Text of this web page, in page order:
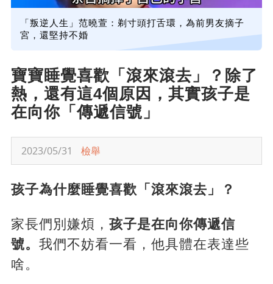
「叛逆人生」范曉萱：剃寸頭打舌環，為前男友摘子
宮，還堅持不婚
寶寶睡覺喜歡「滾來滾去」？除了
熱，還有這4個原因，其實孩子是
在向你「傳遞信號」
2023/05/31 檢舉
孩子為什麼睡覺喜歡「滾來滾去」？
家長們別嫌煩， 孩子是在向你傳遞信
號。 我們不妨看一看，他具體在表達些
啥。